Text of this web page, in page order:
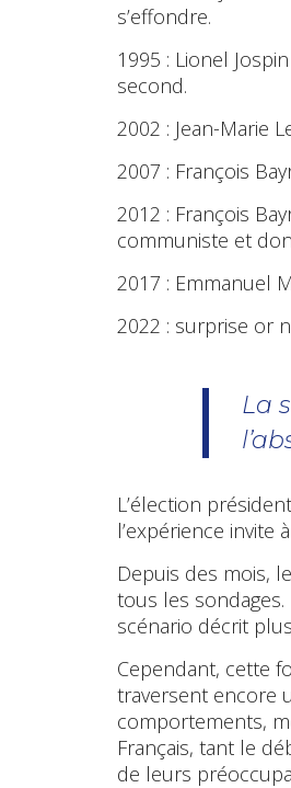
s’effondre.
1995 : Lionel
second.
2002 : Jean-Marie
2007 : François
2012 : François
communiste et
2017 : Emmanuel
2022 : surprise or
La
L’élection
l’expérience invite
Depuis des mois,
tous les
scénario décrit
Cependant, cette
traversent encore
comportements,
Français, tant le
de leurs